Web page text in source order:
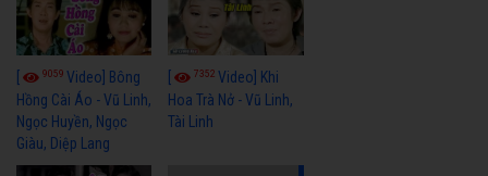
[ 9059 Video] Bông
Hồng Cài Áo - Vũ Linh,
Ngọc Huyền, Ngọc
Giàu, Diệp Lang
[ 7352Video] Khi
Hoa Trà Nở - Vũ Linh,
Tài Linh